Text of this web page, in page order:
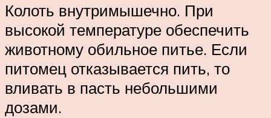
Колоть внутримышечно. При
высокой температуре обеспечить
животному обильное питье. Если
питомец отказывается пить, то
вливать в пасть небольшими
дозами.